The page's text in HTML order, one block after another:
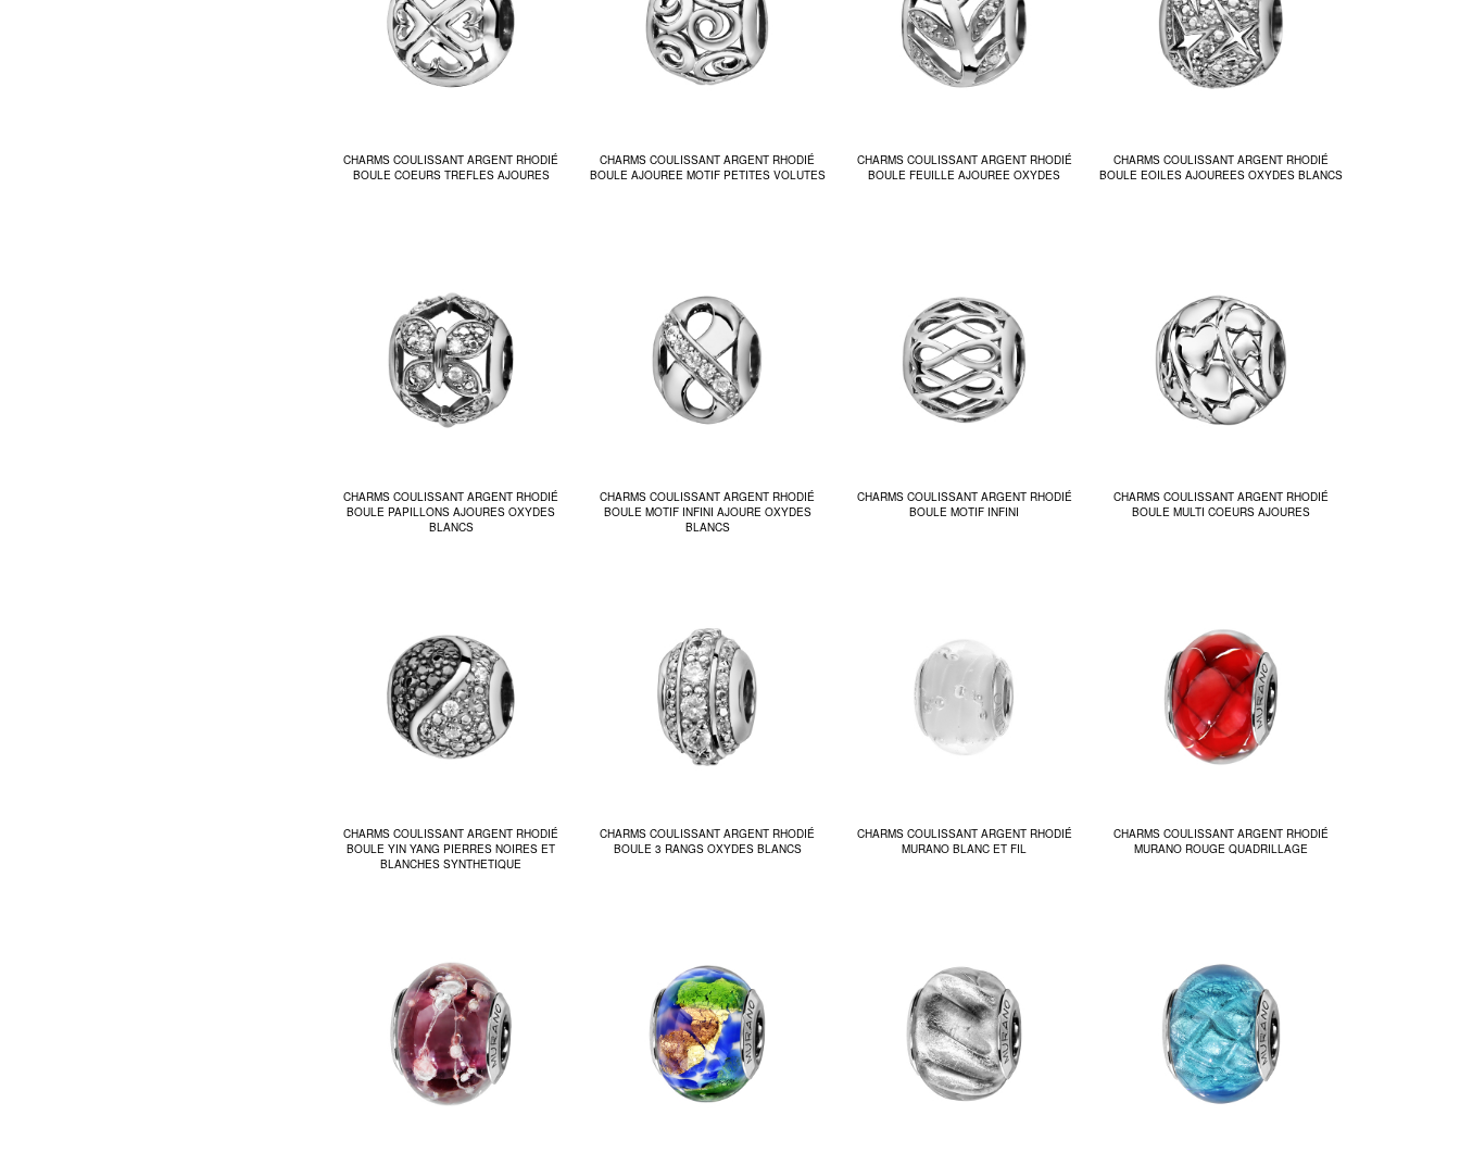
CHARMS COULISSANT ARGENT RHODIÉ
BOULE COEURS TREFLES AJOURES
CHARMS COULISSANT ARGENT RHODIÉ
BOULE AJOUREE MOTIF PETITES VOLUTES
CHARMS COULISSANT ARGENT RHODIÉ
BOULE FEUILLE AJOUREE OXYDES
CHARMS COULISSANT ARGENT RHODIÉ
BOULE EOILES AJOUREES OXYDES BLANCS
CHARMS COULISSANT ARGENT RHODIÉ
BOULE PAPILLONS AJOURES OXYDES
BLANCS
CHARMS COULISSANT ARGENT RHODIÉ
BOULE MOTIF INFINI AJOURE OXYDES
BLANCS
CHARMS COULISSANT ARGENT RHODIÉ
BOULE MOTIF INFINI
CHARMS COULISSANT ARGENT RHODIÉ
BOULE MULTI COEURS AJOURES
CHARMS COULISSANT ARGENT RHODIÉ
BOULE YIN YANG PIERRES NOIRES ET
BLANCHES SYNTHETIQUE
CHARMS COULISSANT ARGENT RHODIÉ
BOULE 3 RANGS OXYDES BLANCS
CHARMS COULISSANT ARGENT RHODIÉ
MURANO BLANC ET FIL
CHARMS COULISSANT ARGENT RHODIÉ
MURANO ROUGE QUADRILLAGE